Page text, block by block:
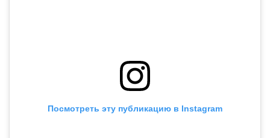
Посмотреть эту публикацию в Instagram